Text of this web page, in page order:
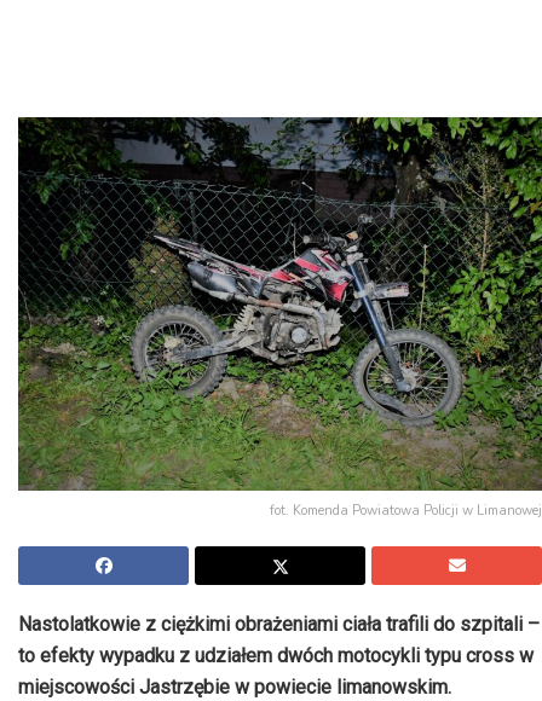
fot. Komenda Powiatowa Policji w Limanowej
Nastolatkowie z ciężkimi obrażeniami ciała trafili do szpitali –
to efekty wypadku z udziałem dwóch motocykli typu cross w
miejscowości Jastrzębie w powiecie limanowskim.